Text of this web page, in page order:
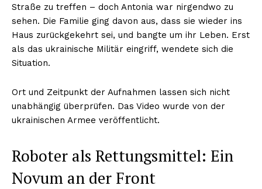
Straße zu treffen – doch Antonia war nirgendwo zu
sehen. Die Familie ging davon aus, dass sie wieder ins
Haus zurückgekehrt sei, und bangte um ihr Leben. Erst
als das ukrainische Militär eingriff, wendete sich die
Situation.
Ort und Zeitpunkt der Aufnahmen lassen sich nicht
unabhängig überprüfen. Das Video wurde von der
ukrainischen Armee veröffentlicht.
Roboter als Rettungsmittel: Ein
Novum an der Front